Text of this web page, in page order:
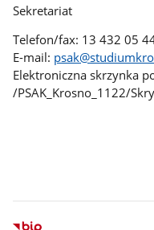
Sekretariat
Telefon/fax: 13 432 05
E-mail:
Elektroniczna skrzynka
/PSAK_Krosno_1122/